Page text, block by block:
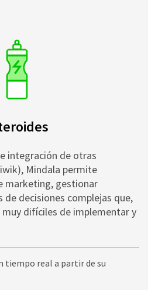
integración de otras
Mindala permite
marketing, gestionar
de decisiones complejas que,
difíciles de implementar y
tiempo real a partir de su